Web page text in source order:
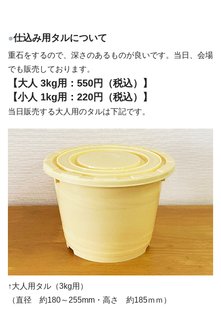
●仕込み用タルについて
重石をするので、深さのあるものが良いです。当日、会場
でも販売しております。
【大人 3kg用：550円（税込）】
【小人 1kg用 ：220円（税込）】
当日販売する大人用のタルは下記です。
↑大人用タル（3kg用）
（直径 約180～255mm・高さ 約185ｍｍ）